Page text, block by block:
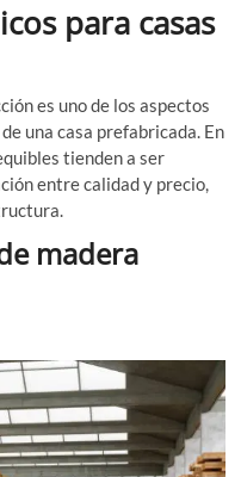
para casas
es uno de los aspectos
una casa prefabricada. En
tienden a ser
entre calidad y precio,
madera